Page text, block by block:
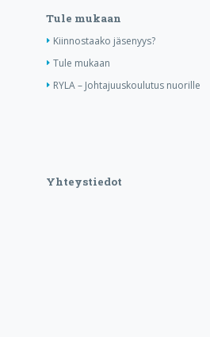
Tule mukaan
Kiinnostaako jäsenyys?
Tule mukaan
RYLA – Johtajuuskoulutus nuorille
Yhteystiedot